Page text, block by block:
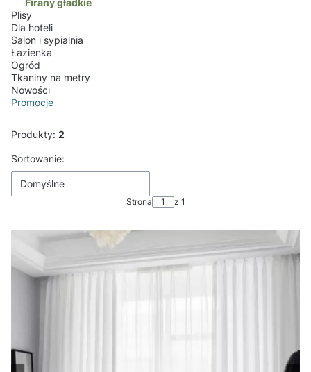
Firany gładkie
Plisy
Dla hoteli
Salon i sypialnia
Łazienka
Ogród
Tkaniny na metry
Nowości
Promocje
Produkty: 2
Lista produktów
Sortowanie:
Domyślne
Strona z 1